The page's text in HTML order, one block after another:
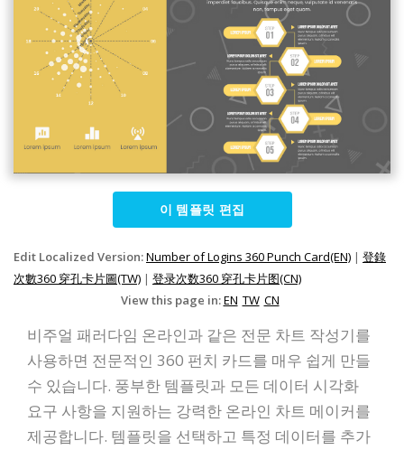
이 템플릿 편집
Edit Localized Version:Number of Logins 360 Punch Card(EN) | 登錄
次數360 穿孔卡片圖(TW) | 登录次数360 穿孔卡片图(CN)
View this page in:EN TW CN
비주얼 패러다임 온라인과 같은 전문 차트 작성기를
사용하면 전문적인 360 펀치 카드를 매우 쉽게 만들
수 있습니다. 풍부한 템플릿과 모든 데이터 시각화
요구 사항을 지원하는 강력한 온라인 차트 메이커를
제공합니다. 템플릿을 선택하고 특정 데이터를 추가